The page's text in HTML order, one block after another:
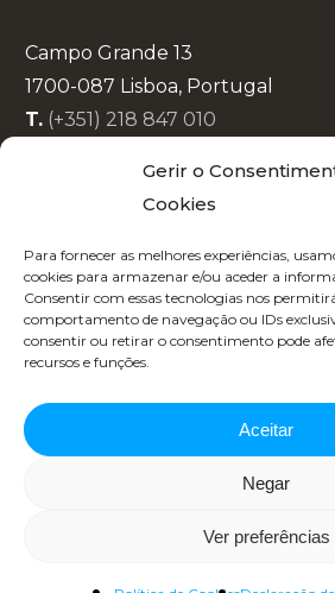
Gerir o
Cookies
Para fornecer as melhores experiências,
cookies para armazenar e/ou aceder a
Consentir com essas tecnologias nos
comportamento de navegação ou IDs
consentir ou retirar o consentimento pode
recursos e funções.
Aceitar
Negar
Ver preferências
Campo Grande 13
1700-087 Lisboa, Portugal
T. (+351) 218 847 010
Política de Cookies
Código de Conduta
Recrutamento
Copyright 2025 | Designed by